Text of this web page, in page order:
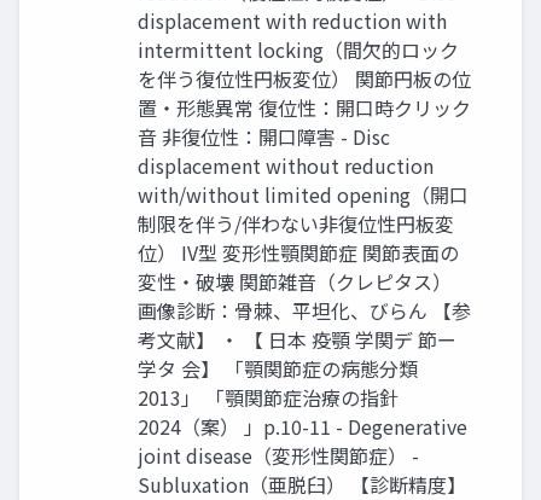
displacement with reduction with
intermittent locking（間⽋的ロック
を伴う復位性円板変位） 関節円板の位
置‧形態異常 復位性：開⼝時クリック
⾳ ⾮復位性：開⼝障害 - Disc
displacement without reduction
with/without limited opening（開⼝
制限を伴う/伴わない⾮復位性円板変
位） IV型 変形性顎関節症 関節表⾯の
変性‧破壊 関節雑⾳（クレピタス）
画像診断：⾻棘、平坦化、びらん 【参
考⽂献】 ‧ 【 ⽇本 疫顎 学関デ 節ー
学タ 会】 「顎関節症の病態分類
2013」 「顎関節症治療の指針
2024（案） 」p.10-11 - Degenerative
joint disease（変形性関節症） -
Subluxation（亜脱⾅） 【診断精度】